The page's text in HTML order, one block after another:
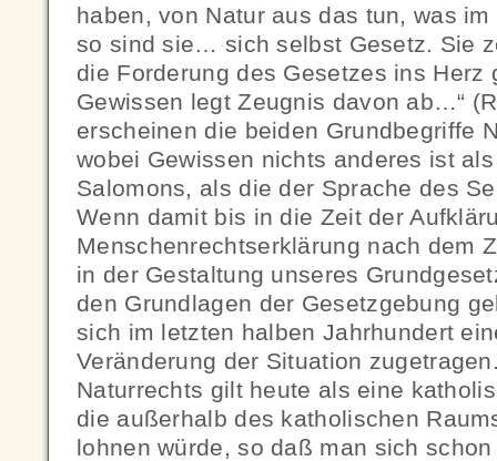
haben, von Natur aus das tun, was
so sind sie… sich selbst Gesetz. Sie
die Forderung des Gesetzes ins Herz
Gewissen legt Zeugnis davon ab…“
erscheinen die beiden Grundbegriffe
wobei Gewissen nichts anderes ist
Salomons, als die der Sprache des
Wenn damit bis in die Zeit der
Menschenrechtserklärung nach dem
in der Gestaltung unseres
den Grundlagen der Gesetzgebung
sich im letzten halben Jahrhundert
Veränderung der Situation
Naturrechts gilt heute als eine
die außerhalb des katholischen
lohnen würde, so daß man sich